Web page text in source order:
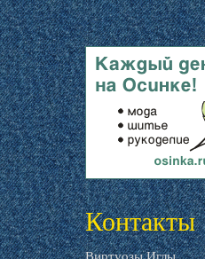
livemaster.ru
Контакты